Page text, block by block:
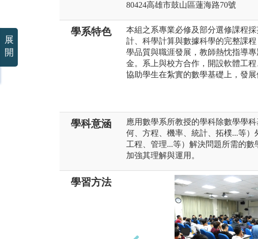
80424高雄市鼓山區蓮海路70號
學系特色
本組之系專業必修及部分選修課程
計、科學計算與數據科學的完整課
學品質與職涯發展，教師熱忱指導
金。系上與校方合作，開設軟體工
協助學生在紮實的數學基礎上，發展
學科意涵
應用數學系所教授的學科除數學學
何、方程、機率、統計、拓樸...等）
工程、管理...等）解決問題所需的數
加強其理解與運用。
學習方法
展
開